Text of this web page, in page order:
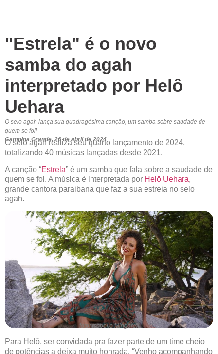
"Estrela" é o novo
samba do agah
interpretado por Helô
Uehara
O selo agah lança sua quadragésima canção, um samba sobre saudade de
quem se foi!
Campina Grande, 26 de abril de 2024
O selo agah realiza seu quarto lançamento de 2024,
totalizando 40 músicas lançadas desde 2021.
A canção “Estrela” é um samba que fala sobre a saudade de
quem se foi. A música é interpretada por Helô Uehara,
grande cantora paraibana que faz a sua estreia no selo
agah.
foto: Isabelle Mingareli
Para Helô, ser convidada pra fazer parte de um time cheio
de potências a deixa muito honrada. “Venho acompanhando